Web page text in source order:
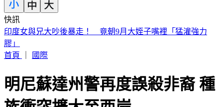
快訊
白海豚颱風「紮實雨帶」又來了！鄭明典急籲：晚上別出門
首頁
明尼蘇達州警再度誤殺非裔 種
族衝突擴大至西岸